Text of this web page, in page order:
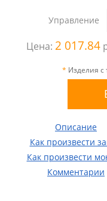
Управление
Цена: 2 017.84
* Изделия с
Описание
Как произвести
Как произвести
Комментарии